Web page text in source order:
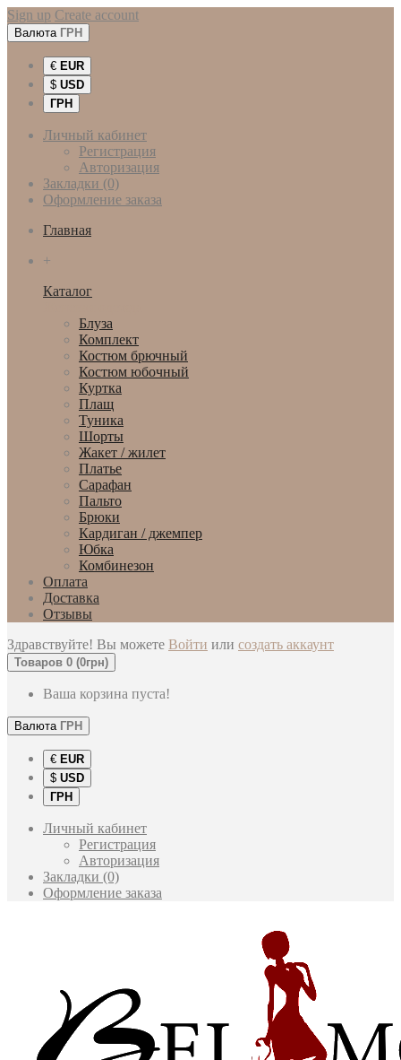
Sign up Create account
Валюта ГРН
€ EUR
$ USD
ГРН
Личный кабинет
Регистрация
Авторизация
Закладки (0)
Оформление заказа
Главная
+
Каталог
Блуза
Комплект
Костюм брючный
Костюм юбочный
Куртка
Плащ
Туника
Шорты
Жакет / жилет
Платье
Сарафан
Пальто
Брюки
Кардиган / джемпер
Юбка
Комбинезон
Оплата
Доставка
Отзывы
Здравствуйте! Вы можете Войти или создать аккаунт
Товаров 0 (0грн)
Ваша корзина пуста!
Валюта ГРН
€ EUR
$ USD
ГРН
Личный кабинет
Регистрация
Авторизация
Закладки (0)
Оформление заказа